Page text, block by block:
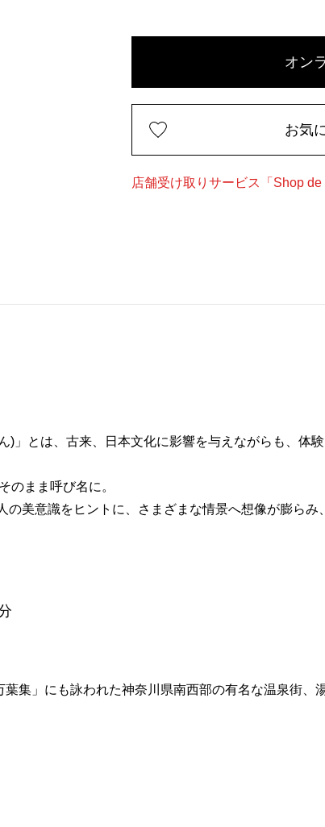
オン
お気
店舗受け取りサービス「Shop de
」とは、古来、日本文化に影響を与えながらも、体
のまま呼び名に。
美意識をヒントに、さまざまな情景へ想像が膨らみ
葉集」にも詠われた神奈川県南西部の有名な温泉街、